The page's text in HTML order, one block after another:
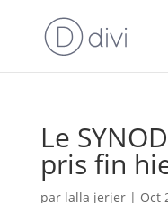
Le
pris fin
par lalla jerjer| Oct